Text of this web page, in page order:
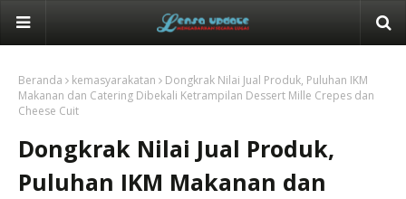
Beranda kemasyarakatan
Dongkrak Nilai Jual Produk, Puluhan IKM
Makanan dan Catering Dibekali Ketrampilan Dessert Mille Crepes dan
Cheese Cuit
Dongkrak Nilai Jual Produk,
Puluhan IKM Makanan dan